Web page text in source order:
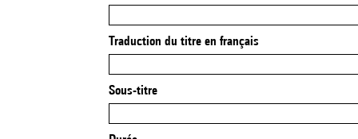
Traduction du titre en français
Sous-titre